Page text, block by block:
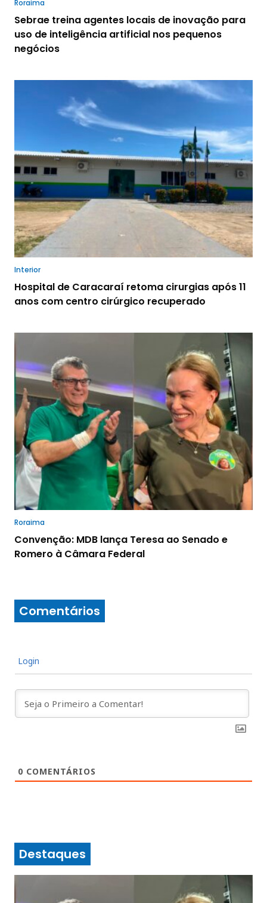
Roraima
Sebrae treina agentes locais de inovação para
uso de inteligência artificial nos pequenos
negócios
Interior
Hospital de Caracaraí retoma cirurgias após 11
anos com centro cirúrgico recuperado
Roraima
Convenção: MDB lança Teresa ao Senado e
Romero à Câmara Federal
Comentários
Login
0 COMENTÁRIOS
Destaques